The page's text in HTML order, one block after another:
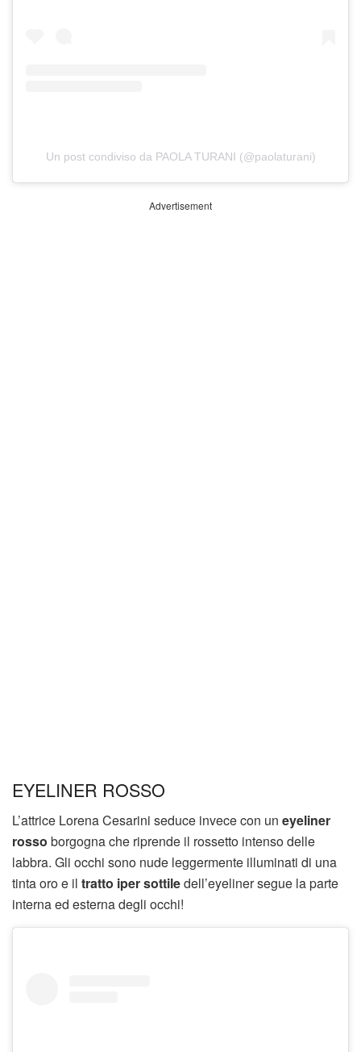
Un post condiviso da PAOLA TURANI (@paolaturani)
Advertisement
EYELINER ROSSO
L’attrice Lorena Cesarini seduce invece con un eyeliner
rosso borgogna che riprende il rossetto intenso delle
labbra. Gli occhi sono nude leggermente illuminati di una
tinta oro e il tratto iper sottiledell’eyeliner segue la parte
interna ed esterna degli occhi!